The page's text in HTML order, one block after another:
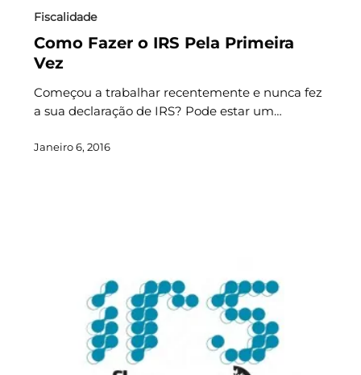
Fiscalidade
Como Fazer o IRS Pela Primeira
Vez
Começou a trabalhar recentemente e nunca fez
a sua declaração de IRS? Pode estar um…
Janeiro 6, 2016